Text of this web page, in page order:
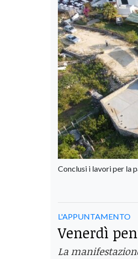
Conclusi i lavori per la
L'APPUNTAMENTO
Venerdì
La